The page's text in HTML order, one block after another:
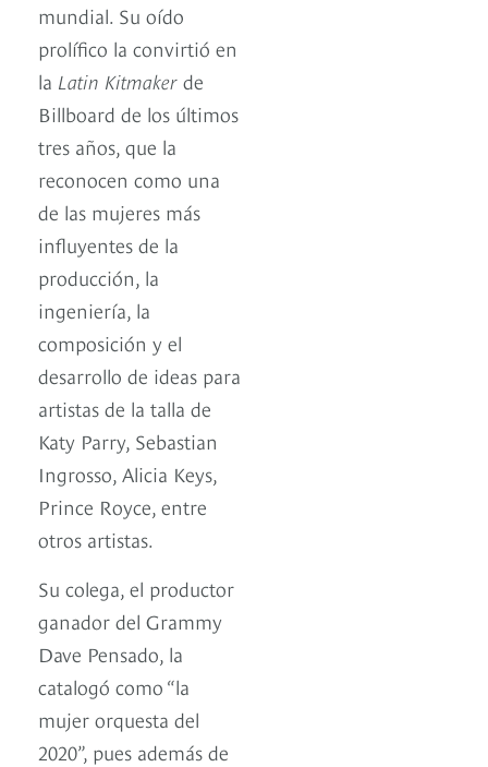
mundial. Su oído
prolífico la convirtió en
la Latin Kitmaker de
Billboard de los últimos
tres años, que la
reconocen como una
de las mujeres más
influyentes de la
producción, la
ingeniería, la
composición y el
desarrollo de ideas para
artistas de la talla de
Katy Parry, Sebastian
Ingrosso, Alicia Keys,
Prince Royce, entre
otros artistas.
Su colega, el productor
ganador del Grammy
Dave Pensado, la
catalogó como “la
mujer orquesta del
2020”, pues además de